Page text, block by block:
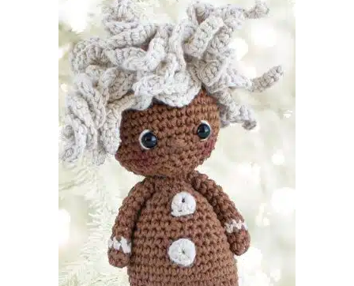
era:
$ 14,000.00.
es:
$ 9,000.00.